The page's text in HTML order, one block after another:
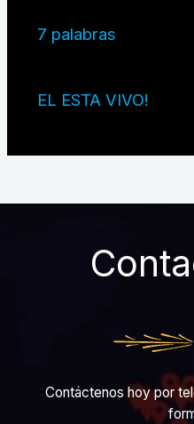
7 palabras
EL ESTA VIVO!
Contáctenos hoy por